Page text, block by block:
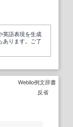
英語表現を生成
あります。ご了
Weblio例文辞書
反省